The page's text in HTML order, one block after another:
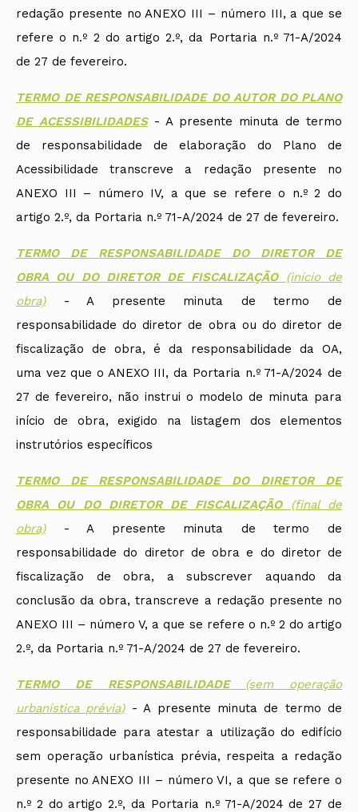
redação presente no ANEXO III – número III, a que se
refere o n.º 2 do artigo 2.º, da Portaria n.º 71-A/2024
de 27 de fevereiro.
TERMO DE RESPONSABILIDADE DO AUTOR DO PLANO
DE ACESSIBILIDADES- A presente minuta de termo
de responsabilidade de elaboração do Plano de
Acessibilidade transcreve a redação presente no
ANEXO III – número IV, a que se refere o n.º 2 do
artigo 2.º, da Portaria n.º 71-A/2024 de 27 de fevereiro.
TERMO DE RESPONSABILIDADE DO DIRETOR DE
OBRA OU DO DIRETOR DE FISCALIZAÇÃO (início de
obra)
- A presente minuta de termo de
responsabilidade do diretor de obra ou do diretor de
fiscalização de obra, é da responsabilidade da OA,
uma vez que o ANEXO III, da Portaria n.º 71-A/2024 de
27 de fevereiro, não instrui o modelo de minuta para
início de obra, exigido na listagem dos elementos
instrutórios específicos
TERMO DE RESPONSABILIDADE DO DIRETOR DE
OBRA OU DO DIRETOR DE FISCALIZAÇÃO
(final de
obra)- A presente minuta de termo de
responsabilidade do diretor de obra e do diretor de
fiscalização de obra, a subscrever aquando da
conclusão da obra, transcreve a redação presente no
ANEXO III – número V, a que se refere o n.º 2 do artigo
2.º, da Portaria n.º 71-A/2024 de 27 de fevereiro.
TERMO DE RESPONSABILIDADE
(sem operação
urbanística prévia)- A presente minuta de termo de
responsabilidade para atestar a utilização do edifício
sem operação urbanística prévia, respeita a redação
presente no ANEXO III – número VI, a que se refere o
n.º 2 do artigo 2.º, da Portaria n.º 71-A/2024 de 27 de